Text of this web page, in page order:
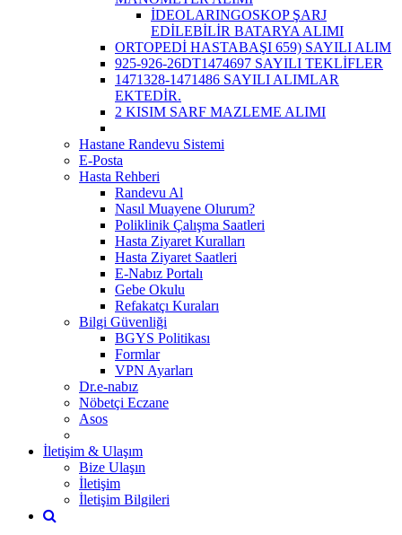
İDEOLARINGOSKOP ŞARJ
EDİLEBİLİR BATARYA ALIMI
ORTOPEDİ HASTABAŞI 659) SAYILI ALIM
925-926-26DT1474697 SAYILI TEKLİFLER
1471328-1471486 SAYILI ALIMLAR
EKTEDİR.
2 KISIM SARF MAZLEME ALIMI
Hastane Randevu Sistemi
E-Posta
Hasta Rehberi
Randevu Al
Nasıl Muayene Olurum?
Poliklinik Çalışma Saatleri
Hasta Ziyaret Kuralları
Hasta Ziyaret Saatleri
E-Nabız Portalı
Gebe Okulu
Refakatçı Kuraları
Bilgi Güvenliği
BGYS Politikası
Formlar
VPN Ayarları
Dr.e-nabız
Nöbetçi Eczane
Asos
İletişim & Ulaşım
Bize Ulaşın
İletişim
İletişim Bilgileri